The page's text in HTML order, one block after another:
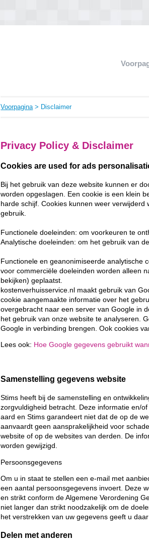
Voorpagina> Disclaimer
Privacy Policy & Disclaimer
Cookies are used for ads
Bij het gebruik van deze website kunnen er
worden opgeslagen. Een cookie is een klein
harde schijf. Cookies kunnen weer
gebruik.
Functionele doeleinden: om voorkeuren te
Analytische doeleinden: om het gebruik van
Functionele en geanonimiseerde analytische
voor commerciële doeleinden worden alleen
bekijken) geplaatst.
kostenverhuisservice.nl maakt gebruik van
cookie aangemaakte informatie over het
overgebracht naar een server van Google in
het gebruik van onze website te analyseren.
Google in verbinding brengen. Ook cookies
Lees ook: Hoe Google gegevens gebruikt
Samenstelling gegevens website
Stims heeft bij de samenstelling en
zorgvuldigheid betracht. Deze informatie en/
aard en Stims garandeert niet dat de op de
aanvaardt geen aansprakelijkheid voor
website of op de websites van derden. De
worden gewijzigd.
Persoonsgegevens
Om u in staat te stellen een e-mail met
een aantal persoonsgegevens invoert. Deze
en strikt conform de Algemene Verordening
niet langer dan strikt noodzakelijk om de
het verstrekken van uw gegevens geeft u
Delen met anderen